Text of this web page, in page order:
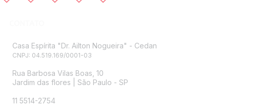
Casa Espírita "Dr. Ailton Nogueira" - Cedan
CNPJ: 04.519.169/0001-03
Rua Barbosa Vilas Boas, 10
Jardim das flores | São Paulo - SP
11 5514-2754